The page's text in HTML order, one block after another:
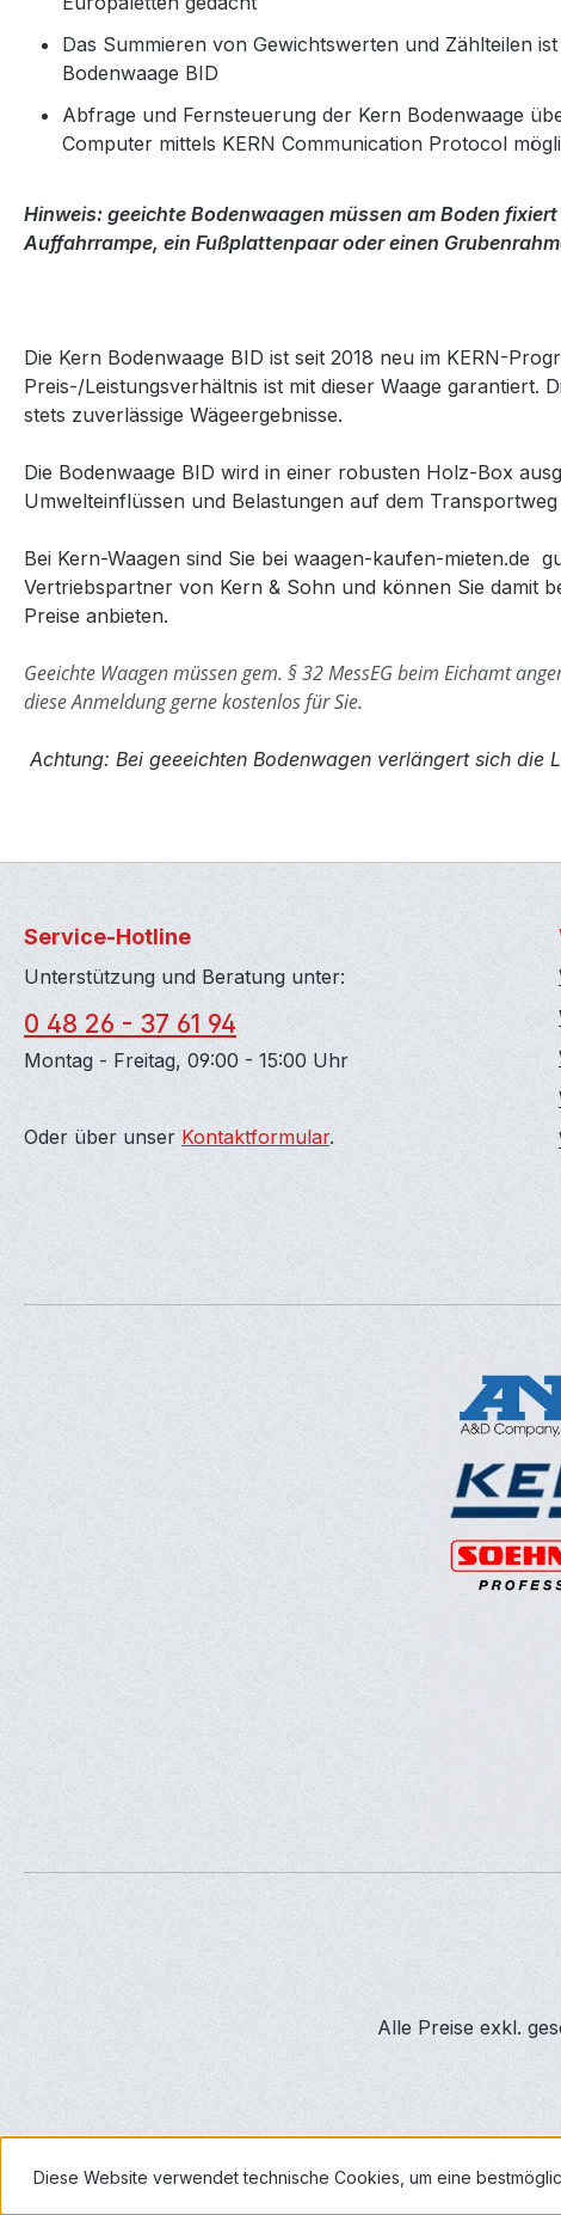
Das Summieren von Gewichtswerten und Zählteilen
Bodenwaage BID
Abfrage und Fernsteuerung der Kern Bodenwaage
Computer mittels KERN Communication Protocol
Hinweis: geeichte Bodenwaagen müssen am Boden
Auffahrrampe, ein Fußplattenpaar oder einen
Die Kern Bodenwaage BID ist seit 2018 neu im KERN-
Preis-/Leistungsverhältnis ist mit dieser Waage garantiert.
stets zuverlässige Wägeergebnisse.
Die Bodenwaage BID wird in einer robusten Holz-Box
Umwelteinflüssen und Belastungen auf dem
Bei Kern-Waagen sind Sie bei waagen-kaufen-mieten.de
Vertriebspartner von Kern & Sohn und können Sie damit
Preise anbieten.
Geeichte Waagen müssen gem. § 32 MessEG beim Eichamt
diese Anmeldung gerne kostenlos für Sie.
Achtung: Bei geeeichten Bodenwagen verlängert sich die
Service-Hotline
Unterstützung und Beratung unter:
0 48 26 - 37 61 94
Montag - Freitag, 09:00 - 15:00 Uhr
Oder über unser Kontaktformular.
Alle Preise exkl.
Diese Website verwendet technische Cookies, um eine